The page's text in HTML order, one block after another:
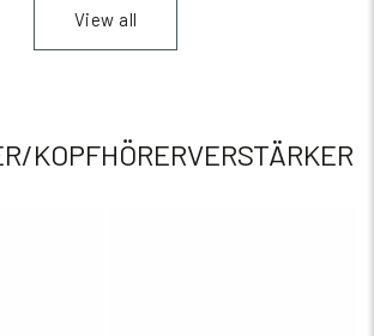
View all
KOPFHÖRERVERSTÄRKER